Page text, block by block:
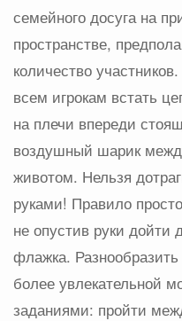
семейного досуга на
пространстве,
количество
всем игрокам встать
на плечи впереди
воздушный шарик
животом. Нельзя
руками! Правило
не опустив руки
флажка.
более увлекательной
заданиями: пройти